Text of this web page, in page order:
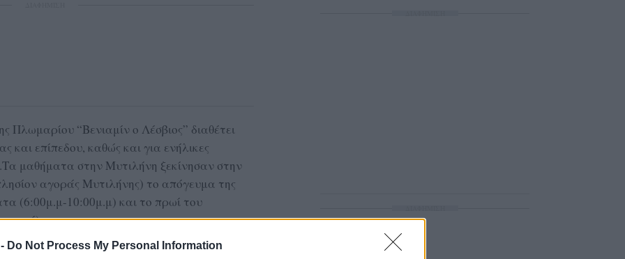
Do Not Process My Personal Information
Πλωμαρίου “Βενιαμίν ο Λέσβιος” διαθέτει
και επίπεδου, καθώς και για ενήλικες
μαθήματα στην Μυτιλήνη ξεκίνησαν στην
αγοράς Μυτιλήνης) το απόγευμα της
(6:00μ.μ-10:00μ.μ) και το πρωί του
μετά).
ο κ. Δημήτρης Μαυρέας,έμπειρος